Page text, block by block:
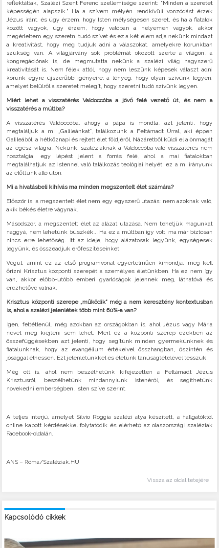
reflektáltak, Szalézi Szent Ferenc szellemisége szerint: "Minden a szeretet
képességén alapszik." Ha a szívem mélyén rendkívüli vonzódást érzek
Jézus iránt, és úgy érzem, hogy Isten mélységesen szeret, és ha a fiatalok
között vagyok, úgy érzem, hogy valóban a helyemen vagyok, akkor
megérleltem egy szeretni tudó szívet és ez a két elem adja nekünk mindazt
a kreativitást, hogy meg tudjuk adni a válaszokat, amelyekre korunkban
szükség van. A világjárvány sok problémát okozott szerte a világon, a
kongregációnak is, de megmutatta nekünk a szalézi világ nagyszerű
kreativitását is. Nem félek attól, hogy nem leszünk képesek választ adni
korunk egyre újszerűbb igényeire: a lényeg, hogy olyan szívünk legyen,
amelyet belülről a szeretet melegít, hogy szeretni tudó szívünk legyen.
Miért lehet a visszatérés Valdoccóba a jövő felé vezető út, és nem a
visszatérés a múltba?
A visszatérés Valdoccóba, ahogy a pápa is mondta, azt jelenti, hogy
megtaláljuk a mi „Galileánkat”, találkozunk a Feltámadt Úrral, aki éppen
Galileából, a hétköznapi és rejtett élet földjéről, Názáretből küldi el a önmagát
az egész világra. Nekünk, szaléziaknak a Valdoccóba való visszatérés nem
nosztalgia; egy lépést jelent a forrás felé, ahol a mai fiatalokban
megtalálhatjuk az Istennel való találkozás teológiai helyét: ez a mi irányunk
az előttünk álló úton.
Mi a hivatásbeli kihívás ma minden megszentelt élet számára?
Először is, a megszentelt élet nem egy egyszerű utazás: nem azoknak való,
akik békés életre vágynak.
Másodszor, a megszentelt élet az alázat utazása. Nem tehetjük magunkat
naggyá, nem lehetünk büszkék... Ha ez a múltban így volt, ma már biztosan
nincs erre lehetőség. Itt az ideje, hogy alázatosak legyünk, egységesek
legyünk, és összeadjuk erőfeszítéseinket.
Végül, amint ez az első programvonal egyértelműen kimondja, meg kell
őrizni Krisztus központi szerepét a személyes életünkben. Ha ez nem így
van, akkor előbb-utóbb emberi gyarlóságok jelennek meg, láthatóvá és
érezhetővé válnak.
Krisztus központi szerepe „működik” még a nem keresztény kontextusban
is, ahol a szalézi jelenlétek több mint 60%-a van?
Igen, feltétlenül, még azokban az országokban is, ahol Jézus vagy Mária
nevét még kiejteni sem lehet. Mert ez a központi szerep ezekben az
összefüggésekben azt jelenti, hogy segítünk minden gyermekünknek és
fiatalunknak, hogy az evangélium értékeivel összhangban, őszintén és
jósággal élhessen. Ezt jelenlétünkkel és életünk tanúságtételével tesszük.
Még ott is, ahol nem beszélhetünk kifejezetten a Feltámadt Jézus
Krisztusról, beszélhetünk mindannyiunk Istenéről, és segíthetünk
növekedni emberségben, Isten szíve szerint.
A teljes interjú, amelyet Silvio Roggia szalézi atya készített, a hallgatóktól
online kapott kérdésekkel folytatódik és elérhető az olaszországi szaléziak
Facebook-oldalán.
ANS – Róma/Szaléziak.HU
Vissza az oldal tetejére
Kapcsolódó cikkek